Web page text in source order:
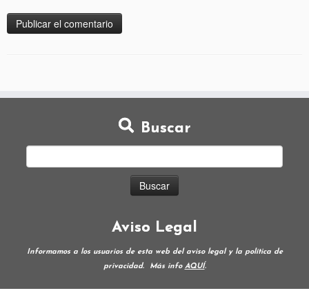
Buscar
Aviso Legal
Informamos a los usuarios de esta web del aviso legal y la política de
privacidad.
Más info AQUÍ.